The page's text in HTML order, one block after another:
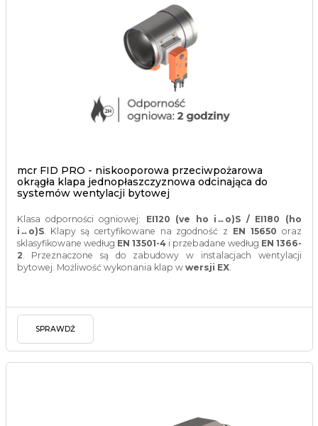
mcr FID PRO - niskooporowa przeciwpożarowa
okrągła klapa jednopłaszczyznowa odcinająca do
systemów wentylacji bytowej
Klasa odporności ogniowej: EI120 (ve ho i↔o)S / EI180 (ho
i↔o)S. Klapy są certyfikowane na zgodność z EN 15650 oraz
sklasyfikowane według EN 13501-4i przebadane według EN 1366-
2. Przeznaczone są do zabudowy w instalacjach wentylacji
bytowej. Możliwość wykonania klap w wersji EX.
SPRAWDŹ